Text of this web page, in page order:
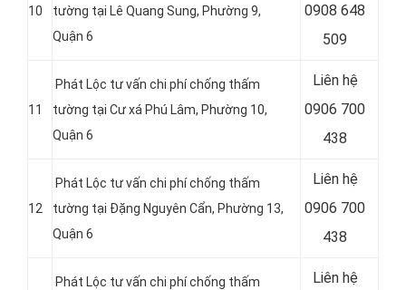
10
tường tại Lê Quang Sung, Phường 9,
Quận 6
0908 648
509
11
Phát Lộc tư vấn chi phí chống thấm
tường tại Cư xá Phú Lâm, Phường 10,
Quận 6
Liên hệ
0906 700
438
12
Phát Lộc tư vấn chi phí chống thấm
tường tại Đặng Nguyên Cẩn, Phường 13,
Quận 6
Liên hệ
0906 700
438
Phát Lộc tư vấn chi phí chống thấm
Liên hệ